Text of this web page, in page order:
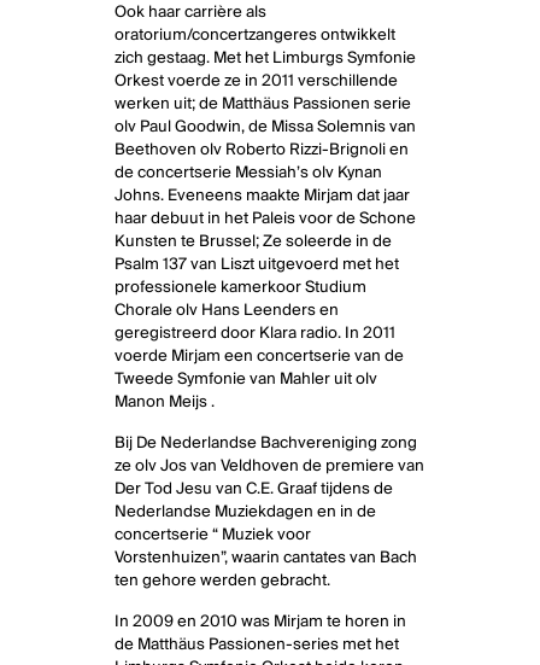
Ook haar carrière als
oratorium/concertzangeres ontwikkelt
zich gestaag. Met het Limburgs Symfonie
Orkest voerde ze in 2011 verschillende
werken uit; de Matthäus Passionen serie
olv Paul Goodwin, de Missa Solemnis van
Beethoven olv Roberto Rizzi-Brignoli en
de concertserie Messiah’s olv Kynan
Johns. Eveneens maakte Mirjam dat jaar
haar debuut in het Paleis voor de Schone
Kunsten te Brussel; Ze soleerde in de
Psalm 137 van Liszt uitgevoerd met het
professionele kamerkoor Studium
Chorale olv Hans Leenders en
geregistreerd door Klara radio. In 2011
voerde Mirjam een concertserie van de
Tweede Symfonie van Mahler uit olv
Manon Meijs .
Bij De Nederlandse Bachvereniging zong
ze olv Jos van Veldhoven de premiere van
Der Tod Jesu van C.E. Graaf tijdens de
Nederlandse Muziekdagen en in de
concertserie “ Muziek voor
Vorstenhuizen”, waarin cantates van Bach
ten gehore werden gebracht.
In 2009 en 2010 was Mirjam te horen in
de Matthäus Passionen-series met het